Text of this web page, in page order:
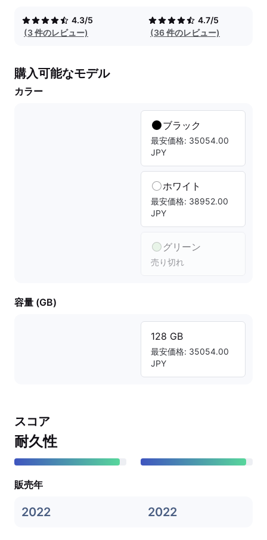
4.3/5
(3 件のレビュー)
4.7/5
(36 件のレビュー)
購入可能なモデル
カラー
ブラック
最安価格: 35054.00
JPY
ホワイト
最安価格: 38952.00
JPY
グリーン
売り切れ
容量 (GB)
128 GB
最安価格: 35054.00
JPY
スコア
耐久性
販売年
2022 2022